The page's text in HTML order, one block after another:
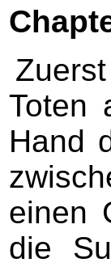
Toten
Hand
einen
die